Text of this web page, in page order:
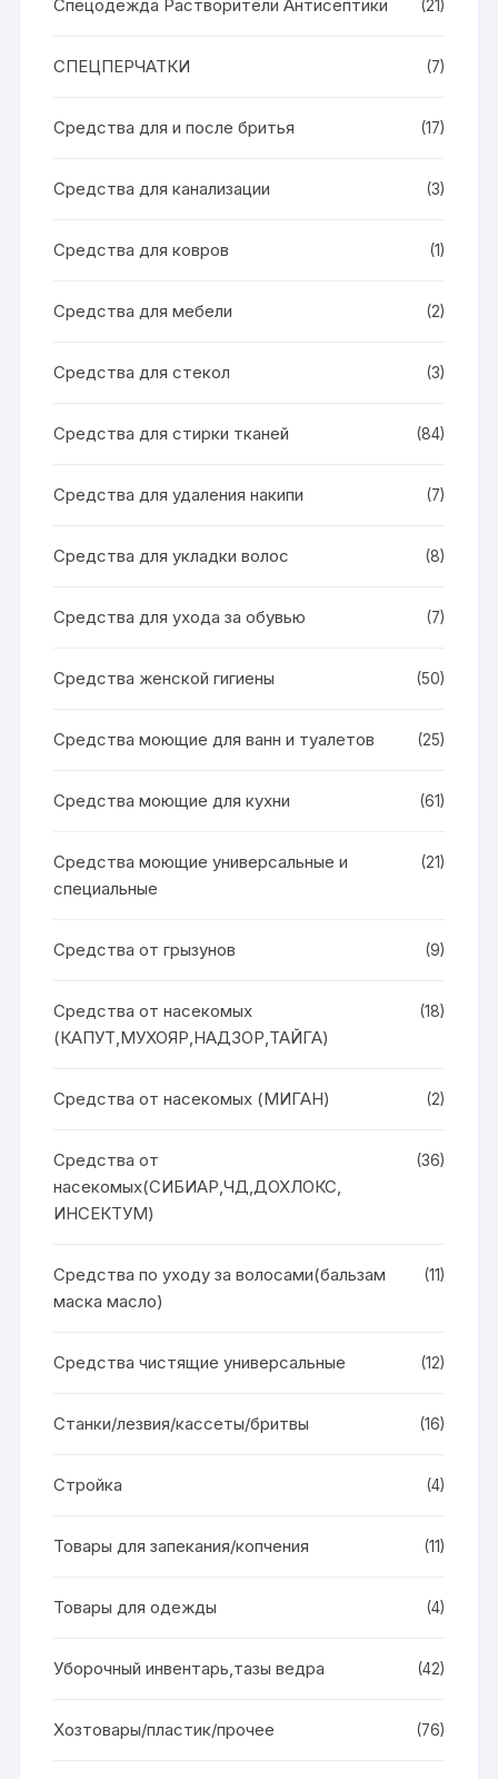
Спецодежда Растворители Антисептики (21)
СПЕЦПЕРЧАТКИ (7)
Средства для и после бритья (17)
Средства для канализации (3)
Средства для ковров (1)
Средства для мебели (2)
Средства для стекол (3)
Средства для стирки тканей (84)
Средства для удаления накипи (7)
Средства для укладки волос (8)
Средства для ухода за обувью (7)
Средства женской гигиены (50)
Средства моющие для ванн и туалетов (25)
Средства моющие для кухни (61)
Средства моющие универсальные и
специальные
(21)
Средства от грызунов (9)
Средства от насекомых
(КАПУТ,МУХОЯР,НАДЗОР,ТАЙГА)
(18)
Средства от насекомых (МИГАН) (2)
Средства от
насекомых(СИБИАР,ЧД,ДОХЛОКС,
ИНСЕКТУМ)
(36)
Средства по уходу за волосами(бальзам
маска масло)
(11)
Средства чистящие универсальные (12)
Станки/лезвия/кассеты/бритвы (16)
Стройка (4)
Товары для запекания/копчения (11)
Товары для одежды (4)
Уборочный инвентарь,тазы ведра (42)
Хозтовары/пластик/прочее (76)